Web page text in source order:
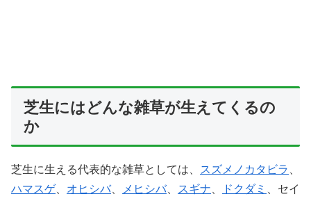
芝生にはどんな雑草が生えてくるの
か
芝生に生える代表的な雑草としては、 スズメノカタビラ
ハマスゲ、 オヒシバ、 メヒシバ、 スギナ ドクダミ
、セイ